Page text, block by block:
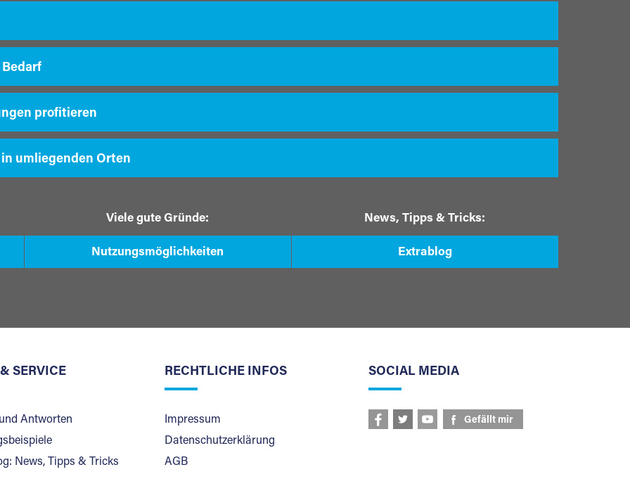
Bedarf
profitieren
umliegenden Orten
Viele gute Gründe:
Nutzungsmöglichkeiten
News, Tipps & Tricks:
Extrablog
SERVICE
Antworten
News, Tipps & Tricks
RECHTLICHE INFOS
Impressum
Datenschutzerklärung
AGB
SOCIAL MEDIA
Gefällt mir